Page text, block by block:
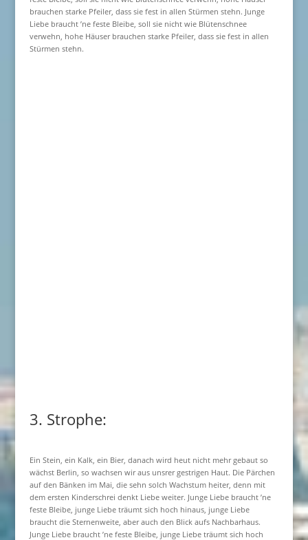
brauchen starke Pfeiler, dass sie fest in allen Stürmen stehn. Junge
Liebe braucht ’ne feste Bleibe, soll sie nicht wie Blütenschnee
verwehn, hohe Häuser brauchen starke Pfeiler, dass sie fest in allen
Stürmen stehn.
3. Strophe:
Ein Stein, ein Kalk, ein Bier, danach wird heut nicht mehr gebaut so
wächst Berlin, so wachsen wir aus unsrer gestrigen Haut. Die Pärchen
auf den Bänken im Mai, die sehn solch Wachstum heiter, denn mit
dem ersten Kinderschrei denkt Liebe weiter. Junge Liebe braucht ’ne
feste Bleibe, junge Liebe träumt sich hoch hinaus, junge Liebe
braucht die Sternenweite, aber auch den Blick aufs Nachbarhaus.
Junge Liebe braucht ’ne feste Bleibe, junge Liebe träumt sich hoch